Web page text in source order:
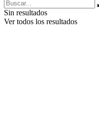
Sin resultados
Ver todos los resultados